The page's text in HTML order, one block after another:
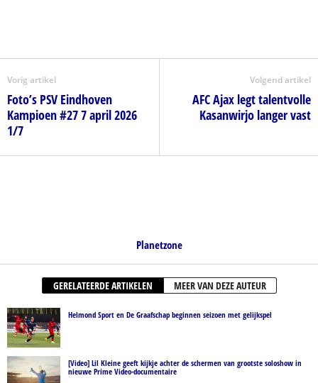
Vorig artikel
Foto’s PSV Eindhoven
Kampioen #27 7 april 2026
1/7
Volgend artikel
AFC Ajax legt talentvolle
Kasanwirjo langer vast
Planetzone
GERELATEERDE ARTIKELEN MEER VAN DEZE AUTEUR
Helmond Sport en De Graafschap beginnen seizoen met gelijkspel
[Video] Lil Kleine geeft kijkje achter de schermen van grootste soloshow in
nieuwe Prime Video-documentaire